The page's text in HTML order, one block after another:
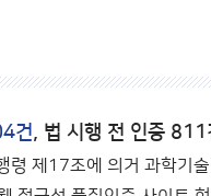
건, 법 시행 전 인증 811
령 제17조에 의거 과학기